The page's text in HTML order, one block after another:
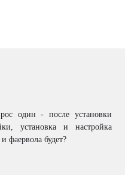
один - после установки
установка и настройка
фаервола будет?